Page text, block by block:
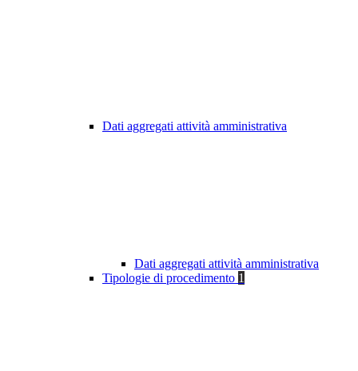
Dati aggregati attività amministrativa
Dati aggregati attività amministrativa
Tipologie di procedimento 1